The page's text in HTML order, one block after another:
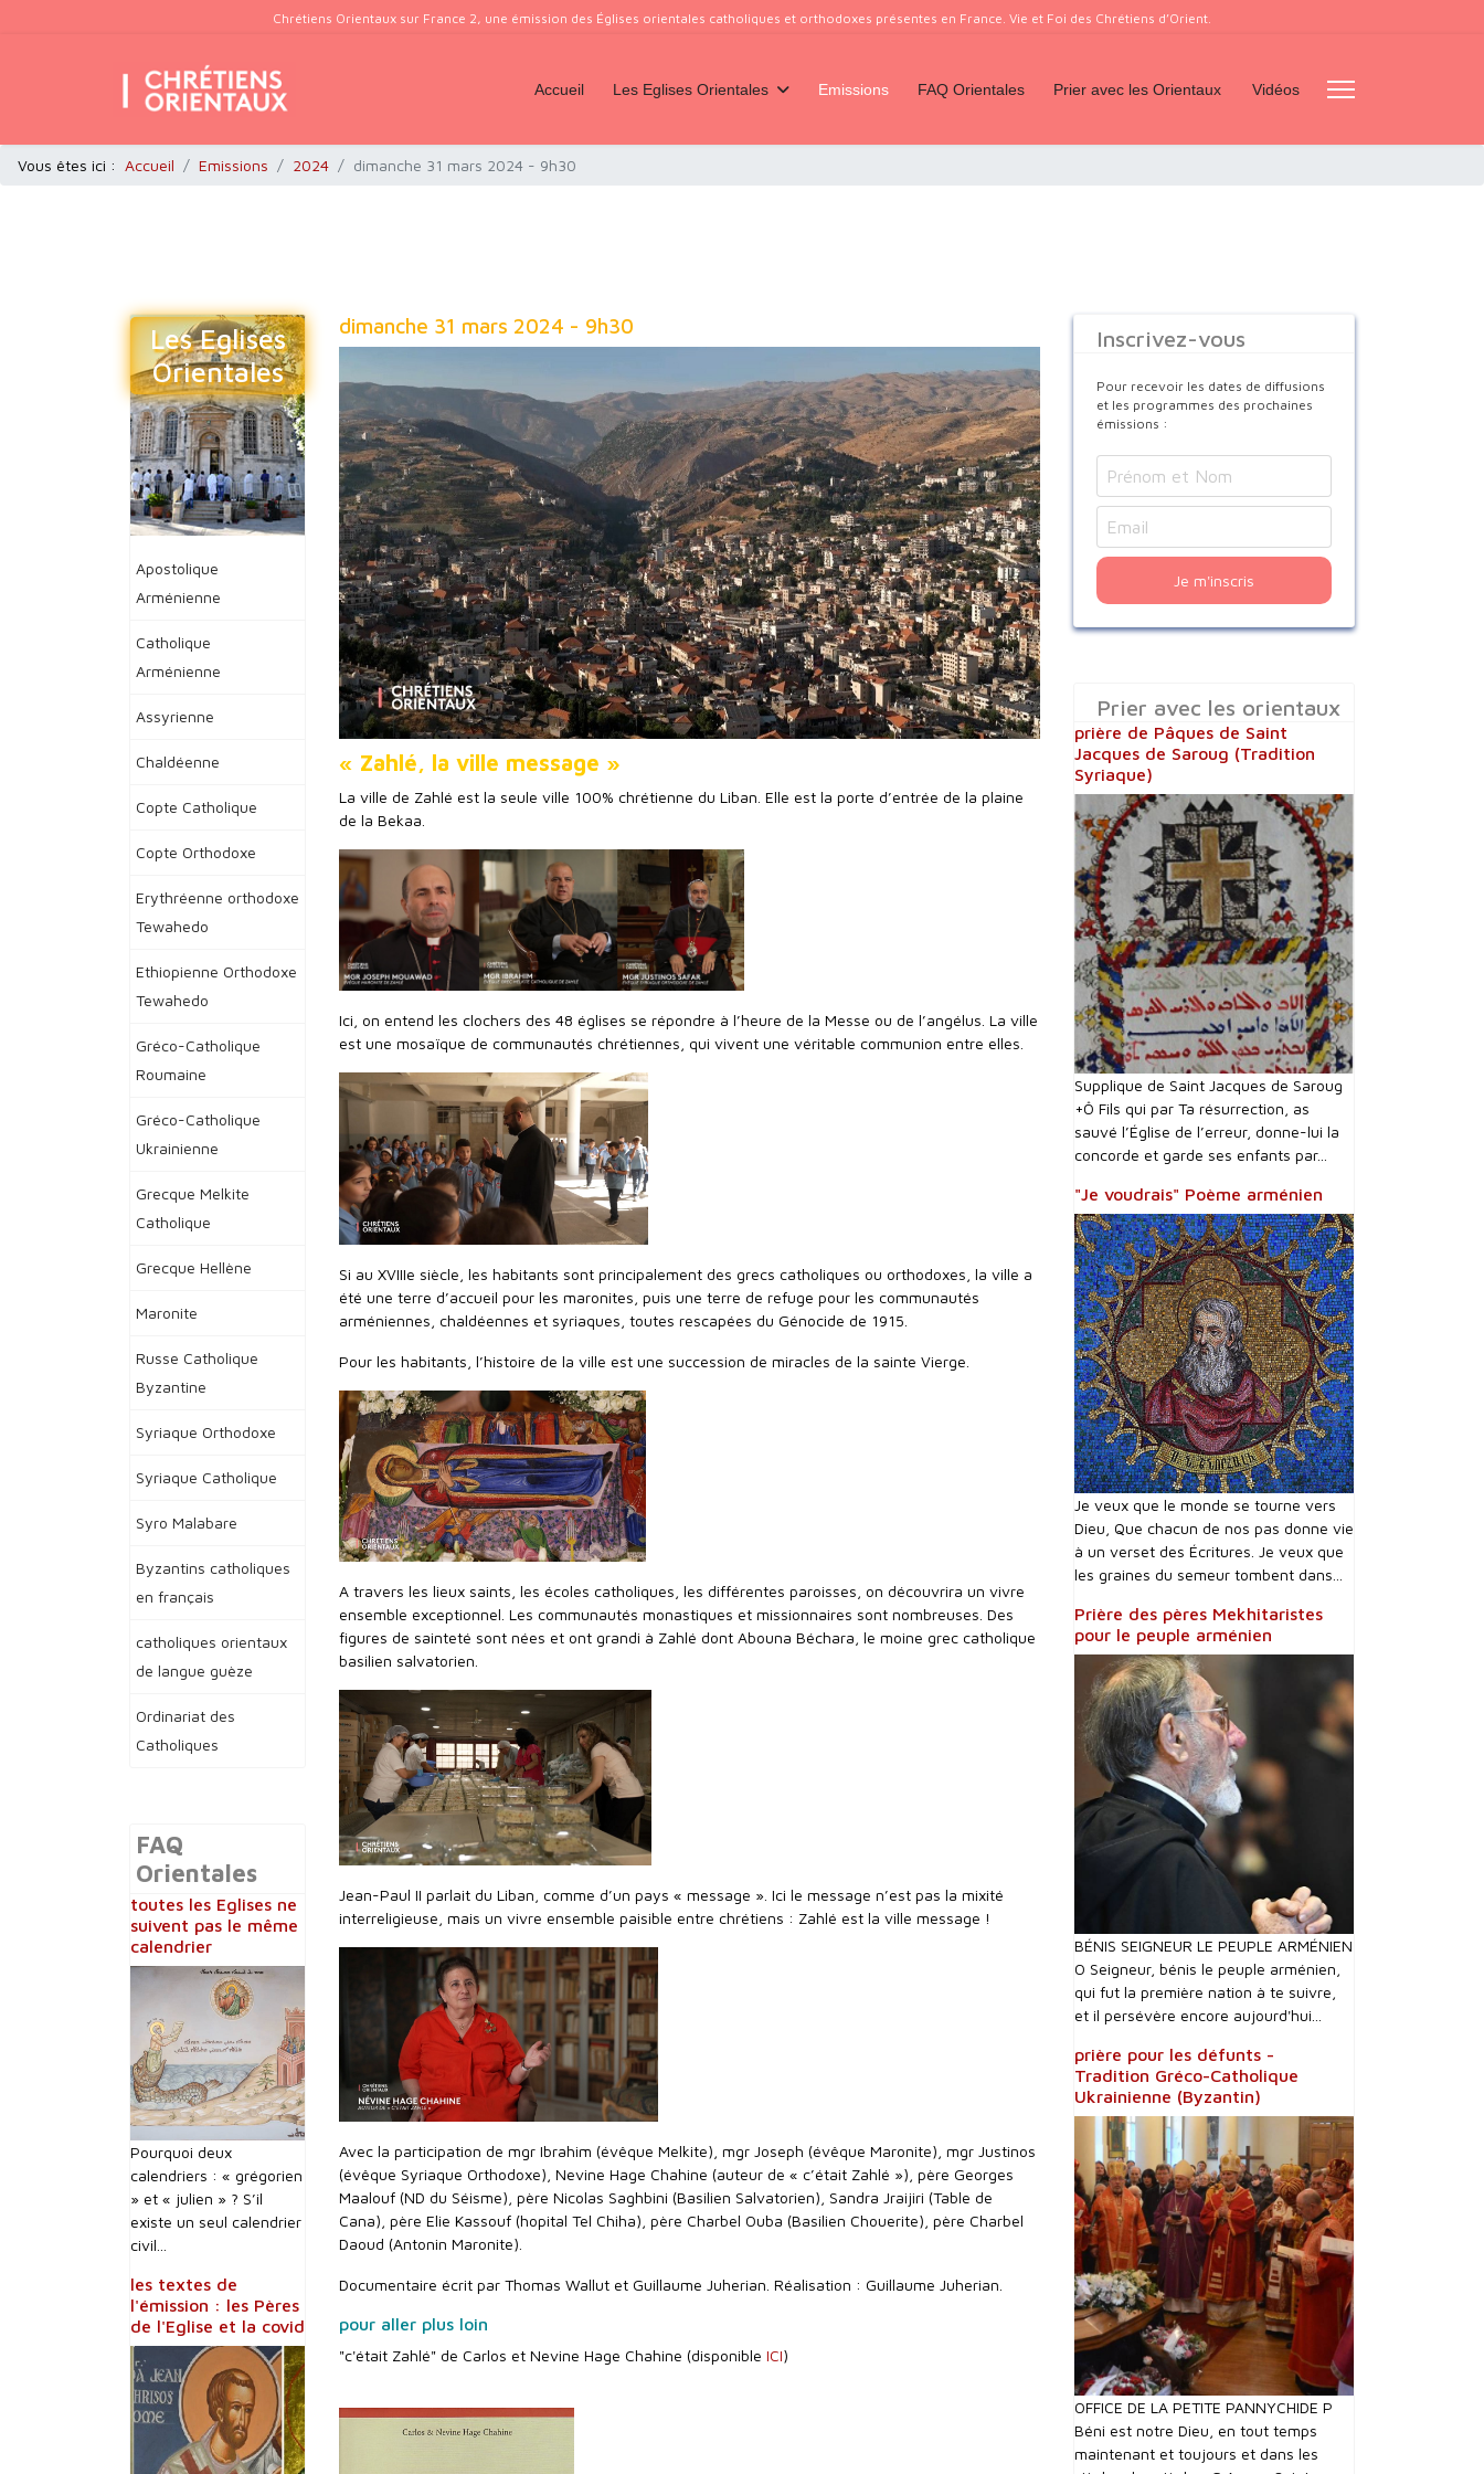
Chrétiens Orientaux sur France 2, une émission des Églises orientales catholiques et orthodoxes présentes en France. Vie et Foi des Chrétiens d’Orient.
Accueil Les Eglises Orientales Emissions FAQ Orientales Prier avec les Orientaux Vidéos
Vous êtes ici : Accueil Emissions 2024 dimanche 31 mars 2024 - 9h30
Les Eglises
Orientales
Apostolique
Arménienne
Catholique
Arménienne
Assyrienne
Chaldéenne
Copte Catholique
Copte Orthodoxe
Erythréenne orthodoxe
Tewahedo
Ethiopienne Orthodoxe
Tewahedo
Gréco-Catholique
Roumaine
Gréco-Catholique
Ukrainienne
Grecque Melkite
Catholique
Grecque Hellène
Maronite
Russe Catholique
Byzantine
Syriaque Orthodoxe
Syriaque Catholique
Syro Malabare
Byzantins catholiques
en français
catholiques orientaux
de langue guèze
Ordinariat des
Catholiques
FAQ
Orientales
toutes les Eglises ne
suivent pas le même
calendrier
Pourquoi deux
calendriers : « grégorien
» et « julien » ? S’il
existe un seul calendrier
civil...
les textes de
l'émission : les Pères
de l'Eglise et la covid
dimanche 31 mars 2024 - 9h30
« Zahlé, la ville message »
La ville de Zahlé est la seule ville 100% chrétienne du Liban. Elle est la porte d’entrée de la plaine
de la Bekaa.
Ici, on entend les clochers des 48 églises se répondre à l’heure de la Messe ou de l’angélus. La ville
est une mosaïque de communautés chrétiennes, qui vivent une véritable communion entre elles.
Si au XVIIIe siècle, les habitants sont principalement des grecs catholiques ou orthodoxes, la ville a
été une terre d’accueil pour les maronites, puis une terre de refuge pour les communautés
arméniennes, chaldéennes et syriaques, toutes rescapées du Génocide de 1915.
Pour les habitants, l’histoire de la ville est une succession de miracles de la sainte Vierge.
A travers les lieux saints, les écoles catholiques, les différentes paroisses, on découvrira un vivre
ensemble exceptionnel. Les communautés monastiques et missionnaires sont nombreuses. Des
figures de sainteté sont nées et ont grandi à Zahlé dont Abouna Béchara, le moine grec catholique
basilien salvatorien.
Jean-Paul II parlait du Liban, comme d’un pays « message ». Ici le message n’est pas la mixité
interreligieuse, mais un vivre ensemble paisible entre chrétiens : Zahlé est la ville message !
Avec la participation de mgr Ibrahim (évêque Melkite), mgr Joseph (évêque Maronite), mgr Justinos
(évêque Syriaque Orthodoxe), Nevine Hage Chahine (auteur de « c’était Zahlé »), père Georges
Maalouf (ND du Séisme), père Nicolas Saghbini (Basilien Salvatorien), Sandra Jraijiri (Table de
Cana), père Elie Kassouf (hopital Tel Chiha), père Charbel Ouba (Basilien Chouerite), père Charbel
Daoud (Antonin Maronite).
Documentaire écrit par Thomas Wallut et Guillaume Juherian. Réalisation : Guillaume Juherian.
pour aller plus loin
"c'était Zahlé" de Carlos et Nevine Hage Chahine (disponible ICI)
Inscrivez-vous
Pour recevoir les dates de diffusions
et les programmes des prochaines
émissions :
Je m'inscris
Prier avec les orientaux
prière de Pâques de Saint
Jacques de Saroug (Tradition
Syriaque)
Supplique de Saint Jacques de Saroug
+Ô Fils qui par Ta résurrection, as
sauvé l’Église de l’erreur, donne-lui la
concorde et garde ses enfants par...
"Je voudrais" Poème arménien
Je veux que le monde se tourne vers
Dieu, Que chacun de nos pas donne vie
à un verset des Écritures. Je veux que
les graines du semeur tombent dans...
Prière des pères Mekhitaristes
pour le peuple arménien
BÉNIS SEIGNEUR LE PEUPLE ARMÉNIEN
O Seigneur, bénis le peuple arménien,
qui fut la première nation à te suivre,
et il persévère encore aujourd'hui...
prière pour les défunts -
Tradition Gréco-Catholique
Ukrainienne (Byzantin)
OFFICE DE LA PETITE PANNYCHIDE P
Béni est notre Dieu, en tout temps
maintenant et toujours et dans les